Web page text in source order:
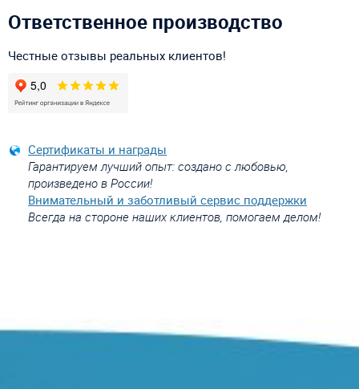
Ответственное производство
Честные отзывы реальных клиентов!
Сертификаты и награды
Гарантируем лучший опыт: создано с любовью,
произведено в России!
Внимательный и заботливый сервис поддержки
Всегда на стороне наших клиентов, помогаем делом!